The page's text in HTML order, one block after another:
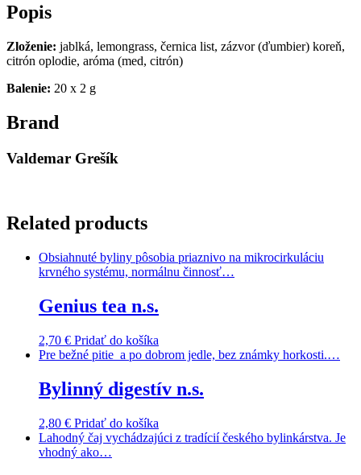
Popis
Zloženie: jablká, lemongrass, černica list, zázvor (ďumbier) koreň,
citrón oplodie, aróma (med, citrón)
Balenie: 20 x 2 g
Brand
Valdemar Grešík
Related products
Obsiahnuté byliny pôsobia priaznivo na mikrocirkuláciu
krvného systému, normálnu činnosť…
Genius tea n.s.
2,70 € Pridať do košíka
Pre bežné pitie a po dobrom jedle, bez známky horkosti.…
Bylinný digestív n.s.
2,80 € Pridať do košíka
Lahodný čaj vychádzajúci z tradícií českého bylinkárstva. Je
vhodný ako…